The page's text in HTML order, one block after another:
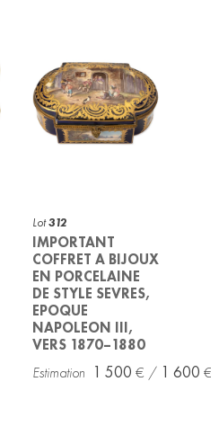
Lot312
IMPORTANT
COFFRET A BIJOUX
EN PORCELAINE
DE STYLE SEVRES,
EPOQUE
NAPOLEON III,
VERS 1870–1880
1 500 1 600